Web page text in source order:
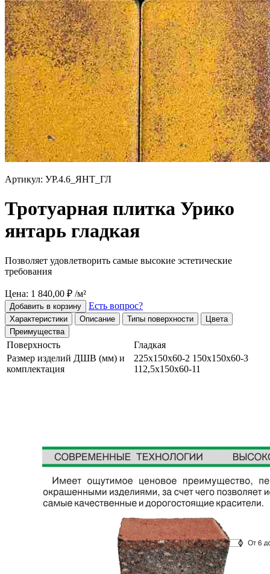
Артикул: УР.4.6_ЯНТ_ГЛ
Тротуарная плитка Урико
янтарь гладкая
Позволяет удовлетворить самые высокие эстетические
требования
Цена: 1 840,00 ₽ /м²
Добавить в корзину Есть вопрос?
Характеристики Описание Типы поверхности
Цвета
Преимущества
Поверхность
Гладкая
Размер изделий ДШВ (мм) и
комплектация
225х150х60-2 150х150х60-3
112,5х150х60-11